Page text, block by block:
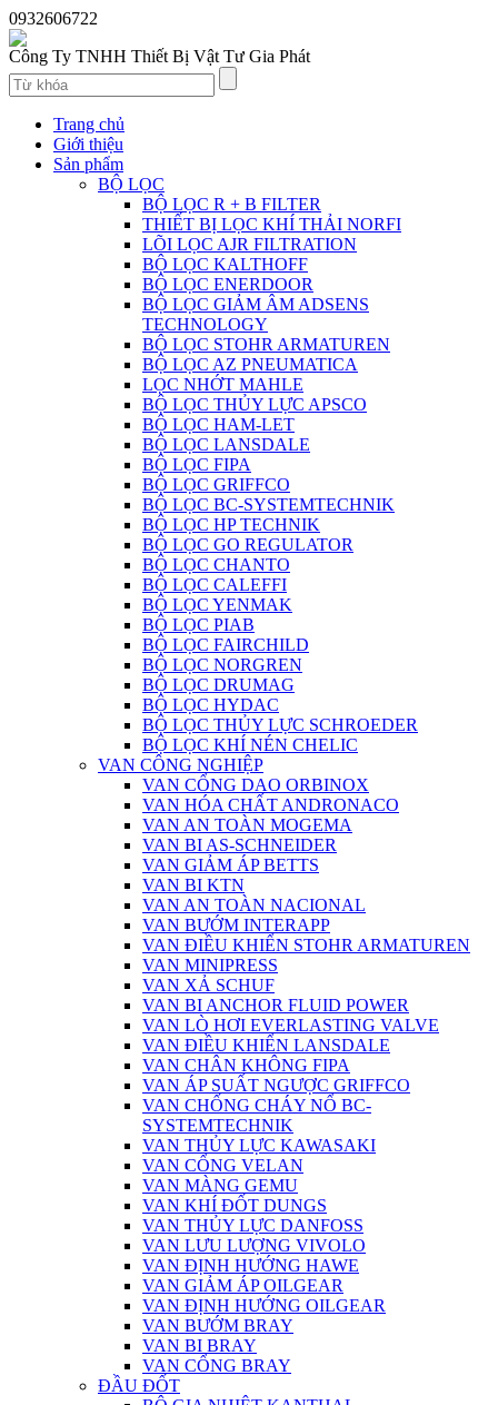
0932606722
Công Ty TNHH Thiết Bị Vật Tư Gia Phát
Trang chủ
Giới thiệu
Sản phẩm
BỘ LỌC
BỘ LỌC R + B FILTER
THIẾT BỊ LỌC KHÍ THẢI NORFI
LÕI LỌC AJR FILTRATION
BỘ LỌC KALTHOFF
BỘ LỌC ENERDOOR
BỘ LỌC GIẢM ÂM ADSENS
TECHNOLOGY
BỘ LỌC STOHR ARMATUREN
BỘ LỌC AZ PNEUMATICA
LỌC NHỚT MAHLE
BỘ LỌC THỦY LỰC APSCO
BỘ LỌC HAM-LET
BỘ LỌC LANSDALE
BỘ LỌC FIPA
BỘ LỌC GRIFFCO
BỘ LỌC BC-SYSTEMTECHNIK
BỘ LỌC HP TECHNIK
BỘ LỌC GO REGULATOR
BỘ LỌC CHANTO
BỘ LỌC CALEFFI
BỘ LỌC YENMAK
BỘ LỌC PIAB
BỘ LỌC FAIRCHILD
BỘ LỌC NORGREN
BỘ LỌC DRUMAG
BỘ LỌC HYDAC
BỘ LỌC THỦY LỰC SCHROEDER
BỘ LỌC KHÍ NÉN CHELIC
VAN CÔNG NGHIỆP
VAN CỔNG DAO ORBINOX
VAN HÓA CHẤT ANDRONACO
VAN AN TOÀN MOGEMA
VAN BI AS-SCHNEIDER
VAN GIẢM ÁP BETTS
VAN BI KTN
VAN AN TOÀN NACIONAL
VAN BƯỚM INTERAPP
VAN ĐIỀU KHIỂN STOHR ARMATUREN
VAN MINIPRESS
VAN XẢ SCHUF
VAN BI ANCHOR FLUID POWER
VAN LÒ HƠI EVERLASTING VALVE
VAN ĐIỀU KHIỂN LANSDALE
VAN CHÂN KHÔNG FIPA
VAN ÁP SUẤT NGƯỢC GRIFFCO
VAN CHỐNG CHÁY NỔ BC-
SYSTEMTECHNIK
VAN THỦY LỰC KAWASAKI
VAN CỔNG VELAN
VAN MÀNG GEMU
VAN KHÍ ĐỐT DUNGS
VAN THỦY LỰC DANFOSS
VAN LƯU LƯỢNG VIVOLO
VAN ĐỊNH HƯỚNG HAWE
VAN GIẢM ÁP OILGEAR
VAN ĐỊNH HƯỚNG OILGEAR
VAN BƯỚM BRAY
VAN BI BRAY
VAN CỔNG BRAY
ĐẦU ĐỐT